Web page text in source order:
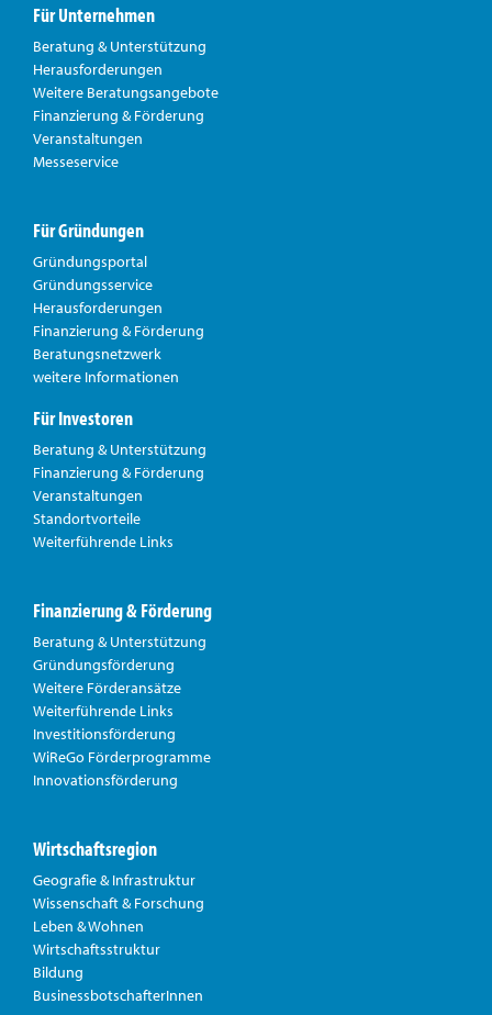
Für Unternehmen
Beratung & Unterstützung
Herausforderungen
Weitere Beratungsangebote
Finanzierung & Förderung
Veranstaltungen
Messeservice
Für Gründungen
Gründungsportal
Gründungsservice
Herausforderungen
Finanzierung & Förderung
Beratungsnetzwerk
weitere Informationen
Für Investoren
Beratung & Unterstützung
Finanzierung & Förderung
Veranstaltungen
Standortvorteile
Weiterführende Links
Finanzierung & Förderung
Beratung & Unterstützung
Gründungsförderung
Weitere Förderansätze
Weiterführende Links
Investitionsförderung
WiReGo Förderprogramme
Innovationsförderung
Wirtschaftsregion
Geografie & Infrastruktur
Wissenschaft & Forschung
Leben & Wohnen
Wirtschaftsstruktur
Bildung
BusinessbotschafterInnen